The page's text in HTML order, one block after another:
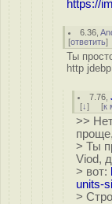
https://
6.36 ,
[ответить]
Ты
http
7.76 ,
[↓] [к
>>
проще,
> Ты
Viod,
> вот:
units-
>